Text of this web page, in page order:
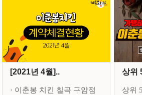
[2021년 4월]..
· 이춘봉 치킨 칠곡 구암점
상위
상위